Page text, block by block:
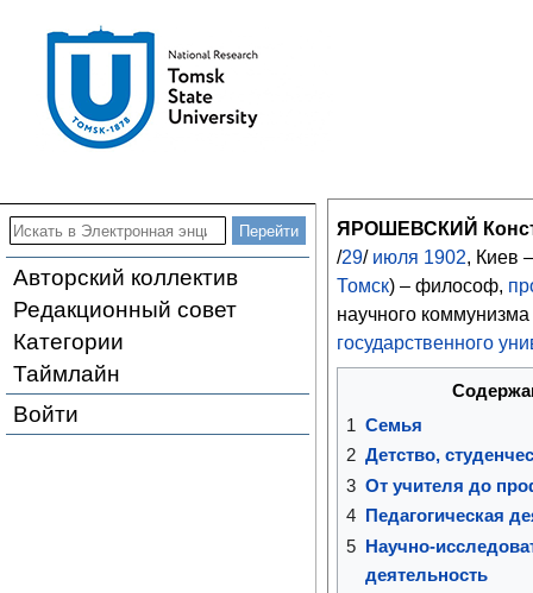
Авторский коллектив
Редакционный совет
Категории
Таймлайн
Войти
ЯРОШЕВСКИЙ
/29/ июля 1902, Киев
Томск) – философ,
научного коммунизма
государственного
1 Семья
2 Детство,
3 От учителя до
4
Педагогическая
5 Научно-
деятельность